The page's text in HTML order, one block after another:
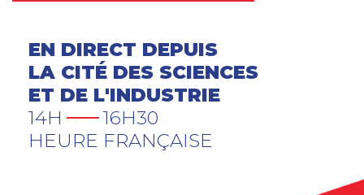
EN DIRECT DEPUIS
LA CITÉ DES SCIENCES
ET DE L'INDUSTRIE
14H
16H30
HEURE FRANÇAISE